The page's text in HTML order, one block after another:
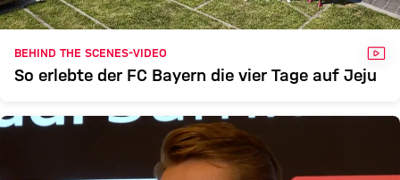
BEHIND THE SCENES-VIDEO
So erlebte der FC Bayern die vier Tage auf Jeju